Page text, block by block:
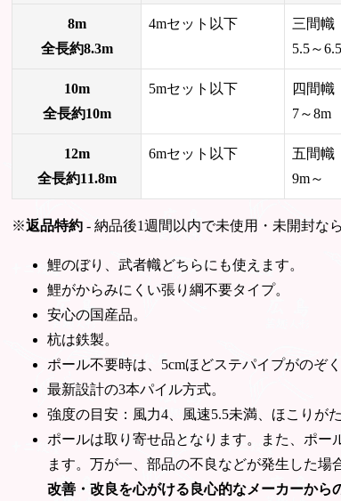
8m
全長約8.3m
4mセット以下
三間幟
5.5～
10m
全長約10m
5mセット以下
四間幟
7～8m
12m
全長約11.8m
6mセット以下
五間幟
9m～
※返品特約 - 納品後1週間以内で未使用・未開封な
鯉のぼり、武者幟どちらにも使えます。
鯉がからみにくい張り綱不要タイプ。
安心の国産品。
杭は鉄製。
ポール不要時は、5cmほどステパイプがのぞく
最新設計の3本パイル方式。
強度の目安：風力4、風速5.5未満、ほこりが
ポールは取り寄せ品となります。また、ポ
ます。万が一、部品の不良などが発生した場
改善・改良を心がける良心的なメーカーから